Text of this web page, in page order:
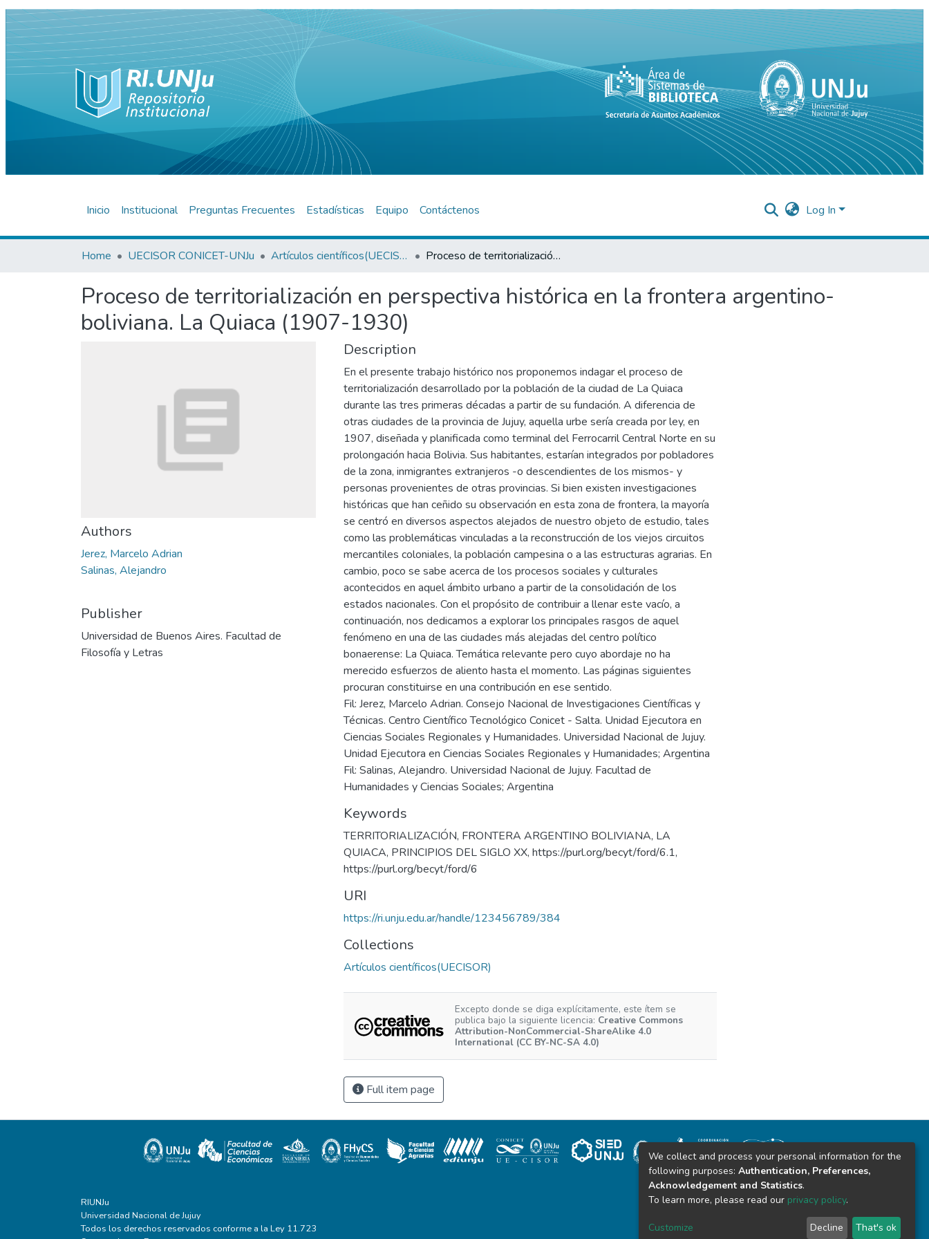
Inicio Institucional Preguntas Frecuentes Estadísticas Equipo Contáctenos Log In
Home UECISOR CONICET-UNJu Artículos científicos(UECISOR) Proceso de territorialización en perspectiva histórica en la frontera argentino-boliviana. La Quiaca (1907-1930)
Proceso de territorialización en perspectiva histórica en la frontera argentino-
boliviana. La Quiaca (1907-1930)
Authors
Jerez, Marcelo Adrian
Salinas, Alejandro
Publisher
Universidad de Buenos Aires. Facultad de
Filosofía y Letras
Description
En el presente trabajo histórico nos proponemos indagar el proceso de
territorialización desarrollado por la población de la ciudad de La Quiaca
durante las tres primeras décadas a partir de su fundación. A diferencia de
otras ciudades de la provincia de Jujuy, aquella urbe sería creada por ley, en
1907, diseñada y planificada como terminal del Ferrocarril Central Norte en su
prolongación hacia Bolivia. Sus habitantes, estarían integrados por pobladores
de la zona, inmigrantes extranjeros -o descendientes de los mismos- y
personas provenientes de otras provincias. Si bien existen investigaciones
históricas que han ceñido su observación en esta zona de frontera, la mayoría
se centró en diversos aspectos alejados de nuestro objeto de estudio, tales
como las problemáticas vinculadas a la reconstrucción de los viejos circuitos
mercantiles coloniales, la población campesina o a las estructuras agrarias. En
cambio, poco se sabe acerca de los procesos sociales y culturales
acontecidos en aquel ámbito urbano a partir de la consolidación de los
estados nacionales. Con el propósito de contribuir a llenar este vacío, a
continuación, nos dedicamos a explorar los principales rasgos de aquel
fenómeno en una de las ciudades más alejadas del centro político
bonaerense: La Quiaca. Temática relevante pero cuyo abordaje no ha
merecido esfuerzos de aliento hasta el momento. Las páginas siguientes
procuran constituirse en una contribución en ese sentido.
Fil: Jerez, Marcelo Adrian. Consejo Nacional de Investigaciones Científicas y
Técnicas. Centro Científico Tecnológico Conicet - Salta. Unidad Ejecutora en
Ciencias Sociales Regionales y Humanidades. Universidad Nacional de Jujuy.
Unidad Ejecutora en Ciencias Sociales Regionales y Humanidades; Argentina
Fil: Salinas, Alejandro. Universidad Nacional de Jujuy. Facultad de
Humanidades y Ciencias Sociales; Argentina
Keywords
TERRITORIALIZACIÓN, FRONTERA ARGENTINO BOLIVIANA, LA
QUIACA, PRINCIPIOS DEL SIGLO XX, https://purl.org/becyt/ford/6.1,
https://purl.org/becyt/ford/6
URI
https://ri.unju.edu.ar/handle/123456789/384
Collections
Artículos científicos(UECISOR)
Excepto donde se diga explícitamente, este ítem se
publica bajo la siguiente licencia: Creative Commons
Attribution-NonCommercial-ShareAlike 4.0
International (CC BY-NC-SA 4.0)
Full item page
RIUNJu
Universidad Nacional de Jujuy
Todos los derechos reservados conforme a la Ley 11.723
Alvear 843
San Salvador de Jujuy (C.P. 4600)
sistemasdebibliotecas@unju.edu.ar
We collect and process your personal information for the
following purposes: Authentication, Preferences,
Acknowledgement and Statistics.
To learn more, please read our privacy policy.
Customize Decline That's ok